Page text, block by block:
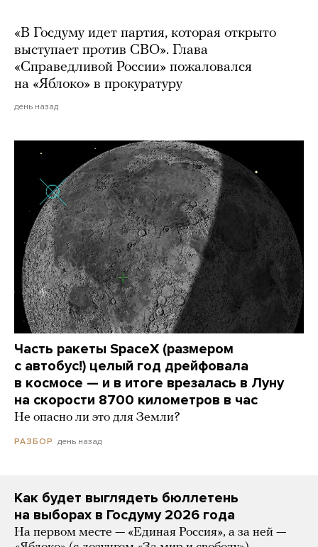
«В Госдуму идет партия, которая открыто
выступает против СВО». Глава
«Справедливой России» пожаловался
на «Яблоко» в прокуратуру
день назад
Часть ракеты SpaceX (размером
с автобус!) целый год дрейфовала
в космосе — и в итоге врезалась в Луну
на скорости 8700 километров в час
Не опасно ли это для Земли?
РАЗБОР день назад
Как будет выглядеть бюллетень
на выборах в Госдуму 2026 года
На первом месте — «Единая Россия», а за ней —